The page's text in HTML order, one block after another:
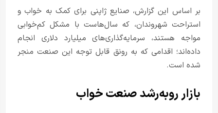
بر اساس این گزارش، صنایع ژاپنی برای کمک به خواب و
استراحت شهروندان، که سال‌هاست با مشکل کم‌خوابی
مواجه هستند، سرمایه‌گذاری‌های میلیارد دلاری انجام
داده‌اند؛ اقدامی که به رونق قابل توجه این صنعت منجر
شده است.
بازار رو‌به‌رشد صنعت خواب